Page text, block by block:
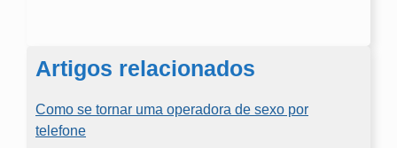
Artigos relacionados
Como se tornar uma operadora de sexo por
telefone